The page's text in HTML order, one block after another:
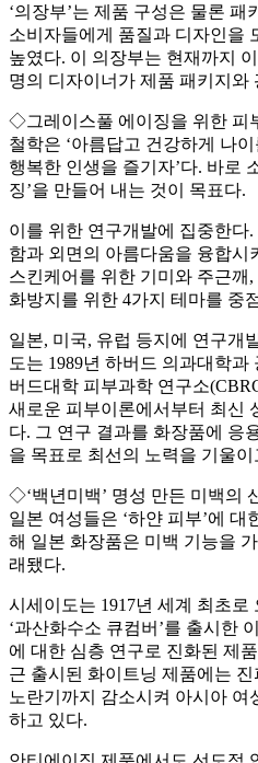
‘의장부’는 제품 구성은 물론
소비자들에게 품질과 디자인을
높였다. 이 의장부는 현재까지
명의 디자이너가 제품 패키지와
◇그레이스풀 에이징을 위한 피
철학은 ‘아름답고 건강하게 나
행복한 인생을 즐기자’다. 바로
징’을 만들어 내는 것이 목표다.
이를 위한 연구개발에 집중한다
함과 외면의 아름다움을 융합시
스킨케어를 위한 기미와 주근깨
화방지를 위한 4가지 테마를 중
일본, 미국, 유럽 등지에 연구개
도는 1989년 하버드 의과대학
버드대학 피부과학 연구소
새로운 피부이론에서부터 최신
다. 그 연구 결과를 화장품에 응
을 목표로 최선의 노력을 기울이
◇‘백년미백’ 명성 만든 미백의
일본 여성들은 ‘하얀 피부’에 대
해 일본 화장품은 미백 기능을
래됐다.
시세이도는 1917년 세계 최초로
‘과산화수소 큐컴버’를 출시한
에 대한 심층 연구로 진화된 제
근 출시된 화이트닝 제품에는
노란기까지 감소시켜 아시아 여
하고 있다.